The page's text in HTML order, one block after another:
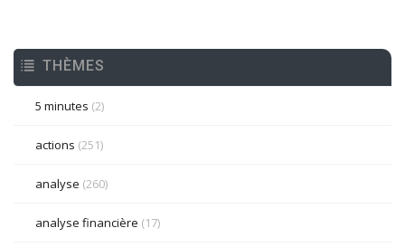
THÈMES
5 minutes (2)
actions (251)
analyse (260)
analyse financière (17)